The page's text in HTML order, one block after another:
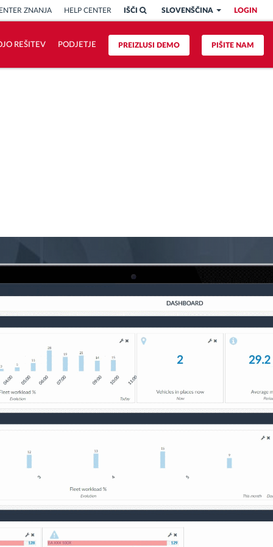
LOGIN
SLOVENŠČINA
IŠČI
ZNANJA HELP CENTER
PIŠITE NAM
PREIZLUSI DEMO
REŠITEV PODJETJE